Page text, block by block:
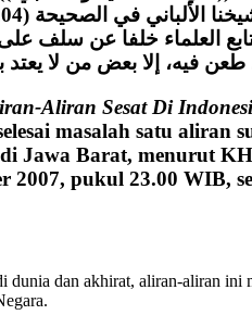
الألباني في الصحيحة (204)] .
العلماء خلفا عن سلف
فيه، إلا بعض من لا يعتد
Aliran Sesat Di
masalah satu
Jawa Barat, menurut
pukul 23.00 WIB,
dan akhirat, aliran-aliran